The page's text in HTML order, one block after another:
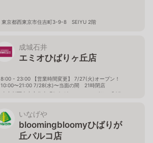
東京都西東京市住吉町3-9-8 SEIYU 2階
成城石井
エミオひばりヶ丘店
8:00 - 23:00 【営業時間変更】 7/27(火)オープン！
10:00〜21:00 7/28(水)〜当面の間 21時閉店
東京都西東京市住吉町3-9-19 エミオひばりヶ丘2F
いなげや
bloomingbloomyひばりが
丘パルコ店